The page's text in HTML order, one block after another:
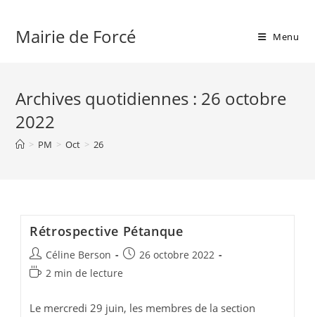
contentMairie de Forcé Menu
Archives quotidiennes : 26 octobre
2022
> PM > Oct > 26
Rétrospective Pétanque
Auteur/autrice
de
Céline Berson
Publication
26 octobre 2022
Temps
lecture :
2 min de lecture
Le mercredi 29 juin, les membres de la section